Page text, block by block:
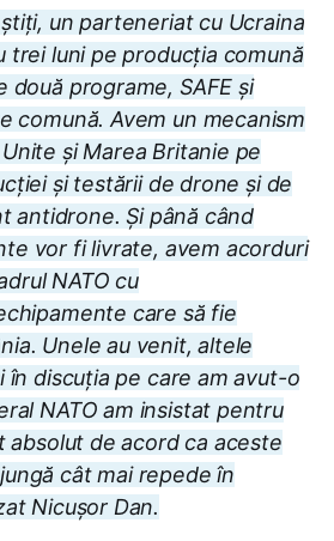
un parteneriat cu Ucraina
trei luni pe producția comună
două programe, SAFE și
comună. Avem un mecanism
și Marea Britanie pe
și testării de drone și de
antidrone. Și până când
vor fi livrate, avem acorduri
NATO cu
care să fie
Unele au venit, altele
în discuția pe care am avut-o
NATO am insistat pentru
absolut de acord ca aceste
cât mai repede în
Nicușor Dan.